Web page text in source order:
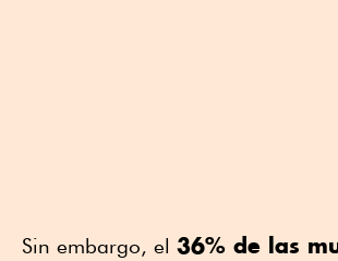
Sin embargo, el 36% de las